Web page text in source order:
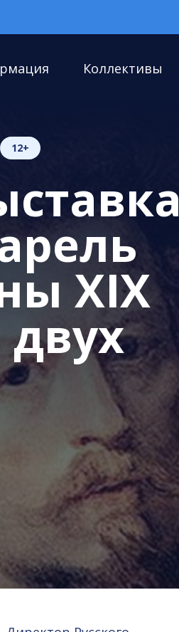
Коллективы
12+
XIX